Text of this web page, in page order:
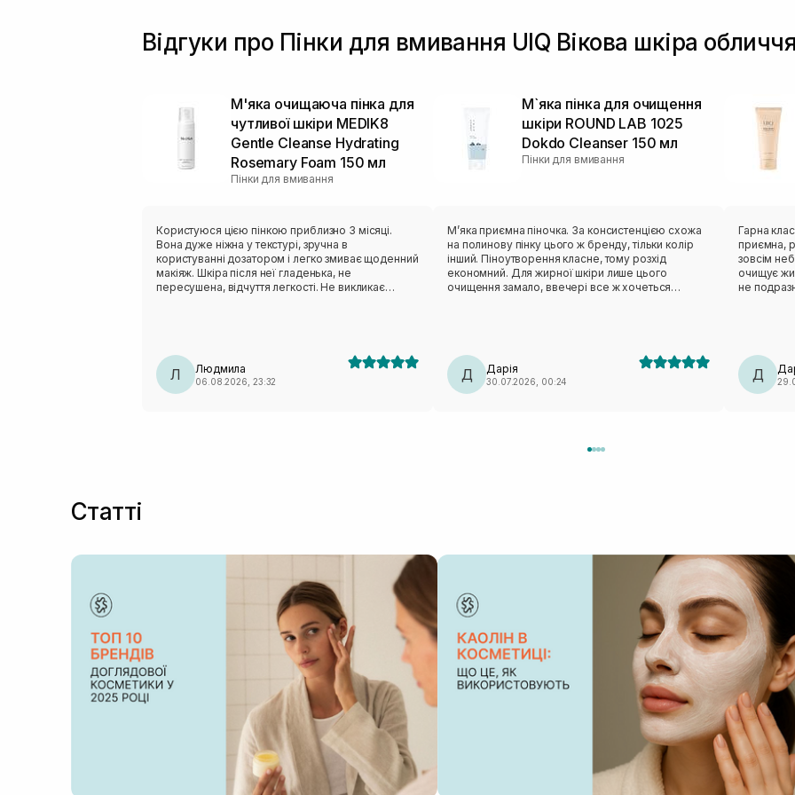
Відгуки про Пінки для вмивання UIQ Вікова шкіра обличчя
М'яка очищаюча пінка для
чутливої ​​шкіри MEDIK8
Gentle Cleanse Hydrating
Rosemary Foam 150 мл
Пінки для вмивання
Користуюся цією пінкою приблизно 3 місяці.
Вона дуже ніжна у текстурі, зручна в
користуванні дозатором і легко змиває щоденний
макіяж. Шкіра після неї гладенька, не
пересушена, відчуття легкості. Не викликає
Л Людмила
06.08.2026, 23:32
М`яка пінка для очищення
шкіри ROUND LAB 1025
Dokdo Cleanser 150 мл
Пінки для вмивання
Мʼяка приємна піночка. За консистенцією схожа
на полинову пінку цього ж бренду, тільки колір
інший. Піноутворення класне, тому розхід
економний. Для жирної шкіри лише цього
очищення замало, ввечері все ж хочеться
Д Дарія
30.07.2026, 00:24
Гарна
приємна,
зовсім небагато
очищує
не
проте
баночкою. Висновок: за свої кошти — дуже
якісна
Д
Статті